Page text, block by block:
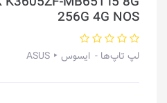
256G 4G NOS
لپ تاپ‌ها ایسوس ‣ ASUS